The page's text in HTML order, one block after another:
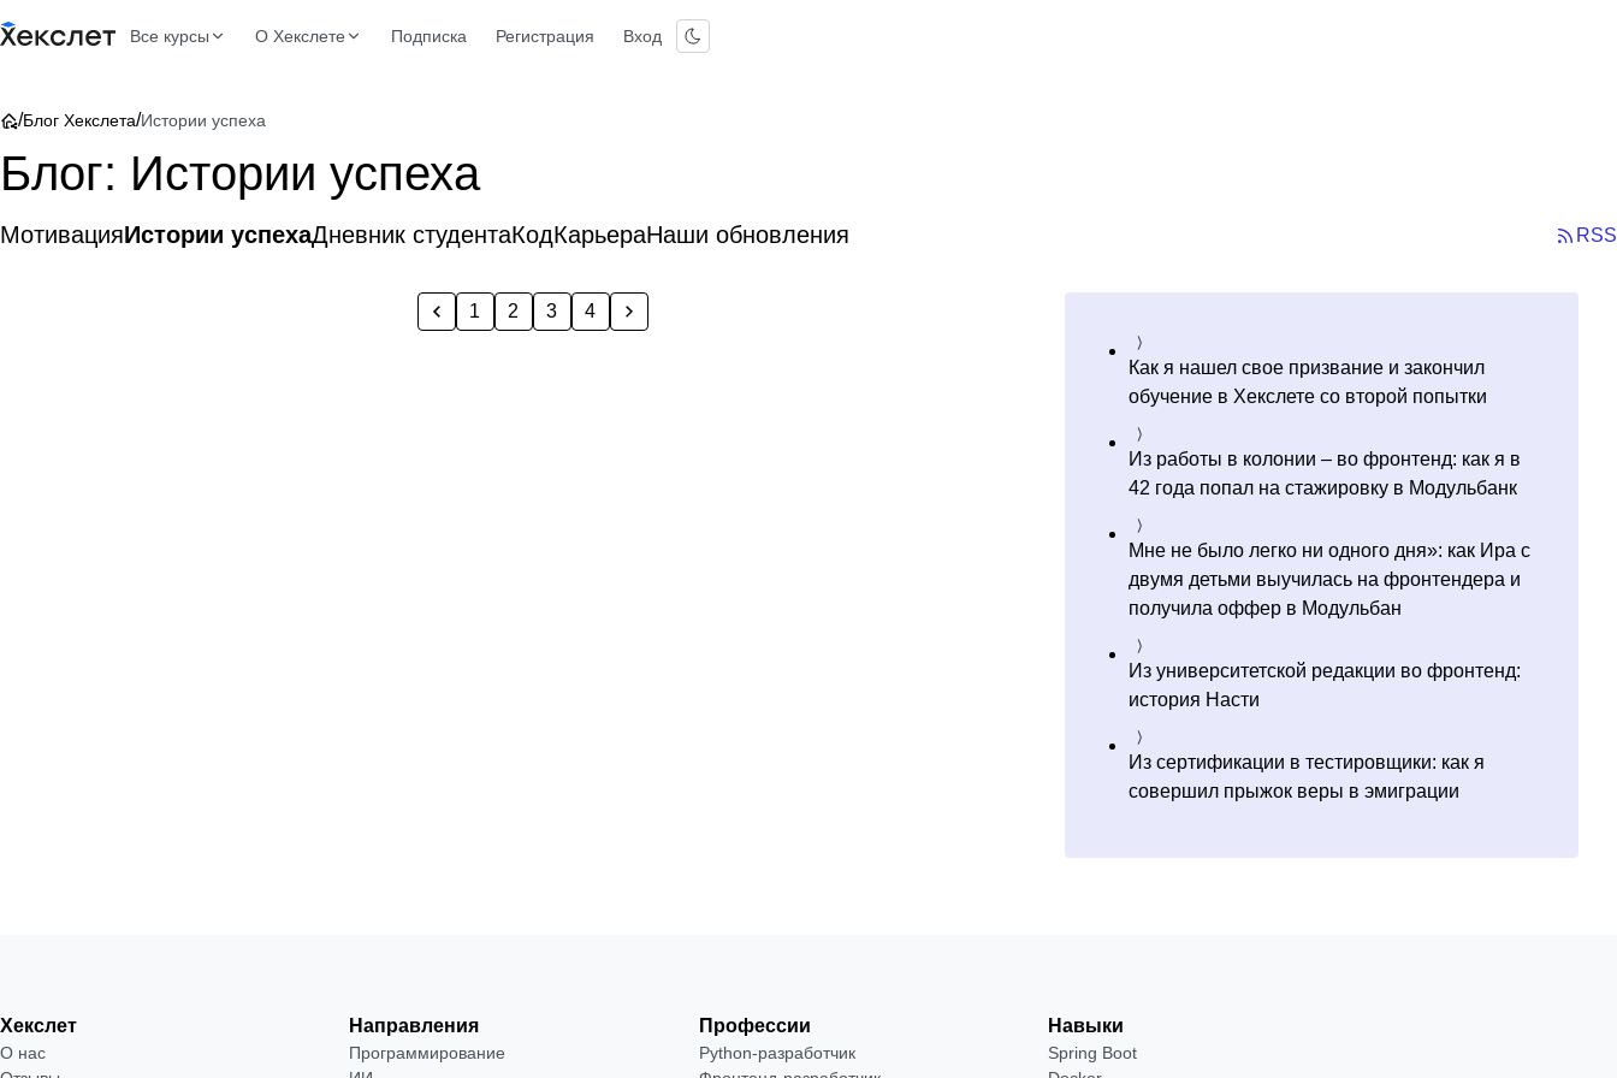
Все курсы О Хекслете Подписка Регистрация Вход
/Блог Хекслета/Истории успеха
Блог: Истории успеха
МотивацияИстории успехаДневник студентаКодКарьераНаши обновления RSS
1 2 3 4
Как я нашел свое призвание и закончил
обучение в Хекслете со второй попытки
Из работы в колонии – во фронтенд: как я в
42 года попал на стажировку в Модульбанк
Мне не было легко ни одного дня»: как Ира с
двумя детьми выучилась на фронтендера и
получила оффер в Модульбан
Из университетской редакции во фронтенд:
история Насти
Из сертификации в тестировщики: как я
совершил прыжок веры в эмиграции
Хекслет
О нас
Направления
Программирование
Профессии
Python-разработчик
Навыки
Spring Boot